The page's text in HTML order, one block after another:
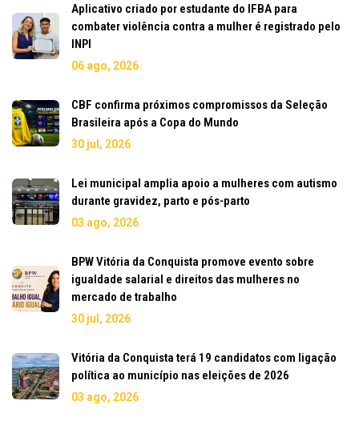
Aplicativo criado por estudante do IFBA para
combater violência contra a mulher é registrado pelo
INPI
06 ago, 2026
CBF confirma próximos compromissos da Seleção
Brasileira após a Copa do Mundo
30 jul, 2026
Lei municipal amplia apoio a mulheres com autismo
durante gravidez, parto e pós-parto
03 ago, 2026
BPW Vitória da Conquista promove evento sobre
igualdade salarial e direitos das mulheres no
mercado de trabalho
30 jul, 2026
Vitória da Conquista terá 19 candidatos com ligação
política ao município nas eleições de 2026
03 ago, 2026